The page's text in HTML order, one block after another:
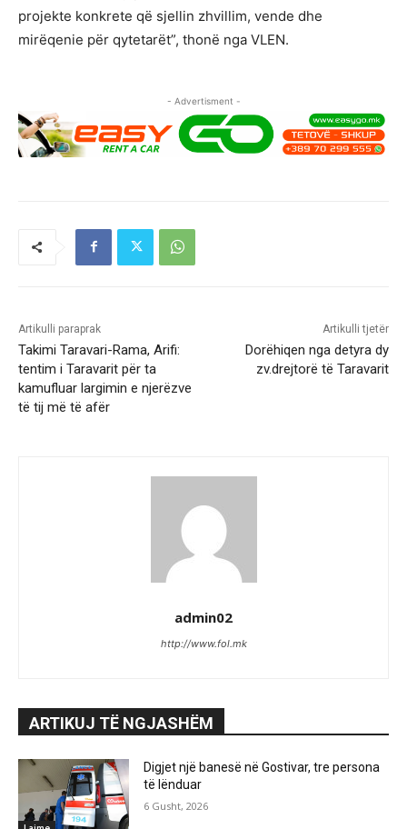
projekte konkrete që sjellin zhvillim, vende dhe
mirëqenie për qytetarët”, thonë nga VLEN.
- Advertisment -
Artikulli paraprak
Takimi Taravari-Rama, Arifi:
tentim i Taravarit për ta
kamufluar largimin e njerëzve
të tij më të afër
Artikulli tjetër
Dorëhiqen nga detyra dy
zv.drejtorë të Taravarit
admin02
http://www.fol.mk
ARTIKUJ TË NGJASHËM
Digjet një banesë në Gostivar, tre persona
të lënduar
6 Gusht, 2026